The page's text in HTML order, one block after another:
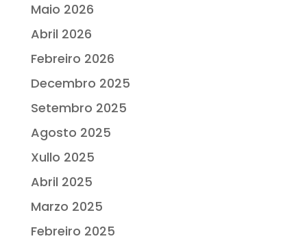
Maio 2026
Abril 2026
Febreiro 2026
Decembro 2025
Setembro 2025
Agosto 2025
Xullo 2025
Abril 2025
Marzo 2025
Febreiro 2025